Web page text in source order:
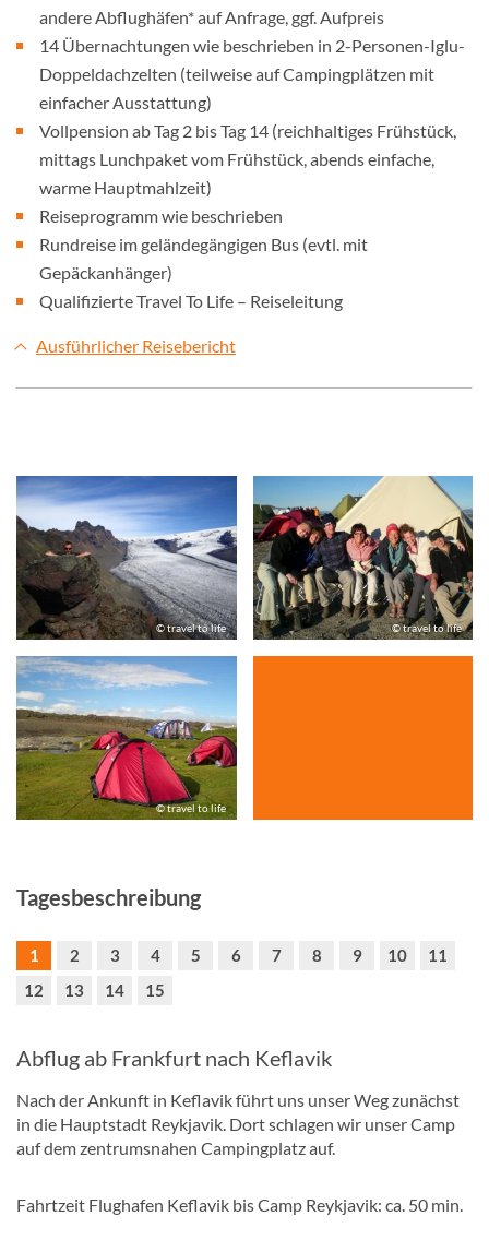
andere Abflughäfen* auf Anfrage, ggf. Aufpreis
14 Übernachtungen wie beschrieben in 2-Personen-Iglu-
Doppeldachzelten (teilweise auf Campingplätzen mit
einfacher Ausstattung)
Vollpension ab Tag 2 bis Tag 14 (reichhaltiges Frühstück,
mittags Lunchpaket vom Frühstück, abends einfache,
warme Hauptmahlzeit)
Reiseprogramm wie beschrieben
Rundreise im geländegängigen Bus (evtl. mit
Gepäckanhänger)
Qualifizierte Travel To Life – Reiseleitung
Ausführlicher Reisebericht
© travel to life © travel to life
© travel to life
Tagesbeschreibung
1 2 3 4 5 6 7 8 9 10
11
12
13 14 15
Abflug ab Frankfurt nach Keflavik
Nach der Ankunft in Keflavik führt uns unser Weg zunächst
in die Hauptstadt Reykjavik. Dort schlagen wir unser Camp
auf dem zentrumsnahen Campingplatz auf.
Fahrtzeit Flughafen Keflavik bis Camp Reykjavik: ca. 50 min.